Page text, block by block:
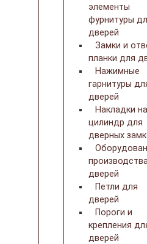
элементы
фурнитуры
дверей
Замки и
планки для
Нажимные
гарнитуры
дверей
Накладки на
цилиндр для
дверных
дверей
Петли для
дверей
Пороги и
крепления
дверей